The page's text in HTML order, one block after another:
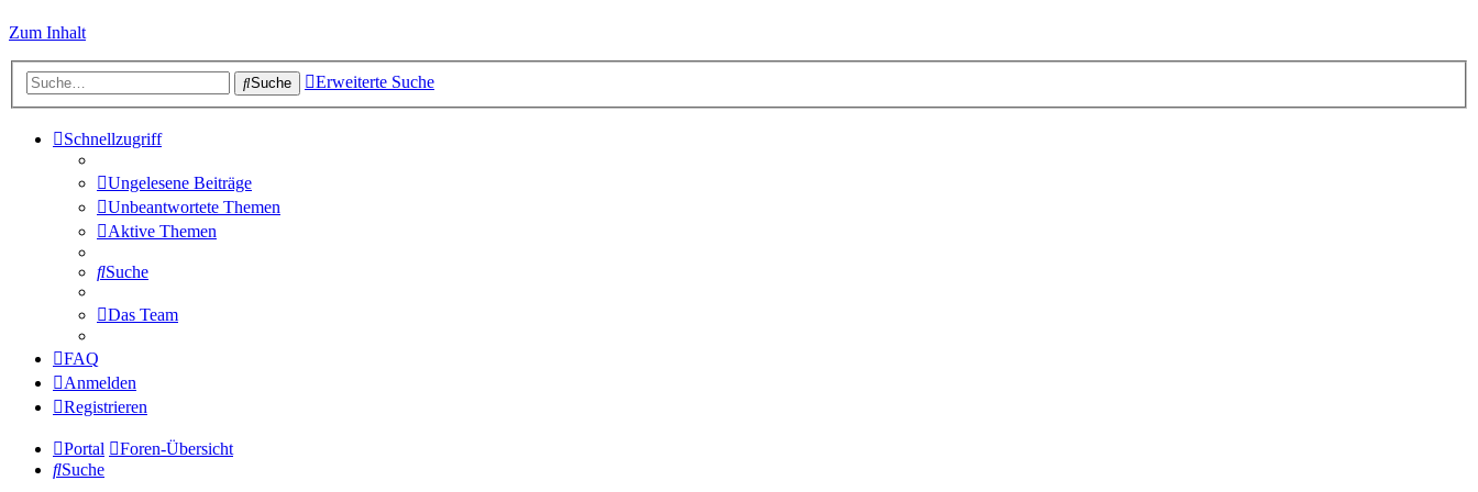
Zum Inhalt
Suche Erweiterte Suche
Schnellzugriff
Ungelesene Beiträge
Unbeantwortete Themen
Aktive Themen
Suche
Das Team
FAQ
Anmelden
Registrieren
Portal
Foren-Übersicht
Suche